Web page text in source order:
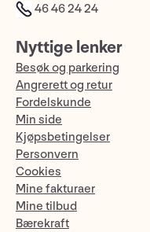
46 46 24 24
Nyttige lenker
Besøk og parkering
Angrerett og retur
Fordelskunde
Min side
Kjøpsbetingelser
Personvern
Cookies
Mine fakturaer
Mine tilbud
Bærekraft